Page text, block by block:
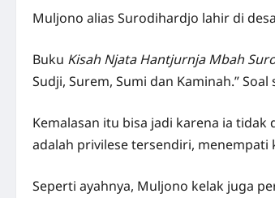
Muljono alias Surodihardjo lahir di
Buku Kisah Njata Hantjurnja Mbah
Sudji, Surem, Sumi dan Kaminah.”
Kemalasan itu bisa jadi karena ia tidak
adalah privilese tersendiri,
Seperti ayahnya, Muljono kelak juga